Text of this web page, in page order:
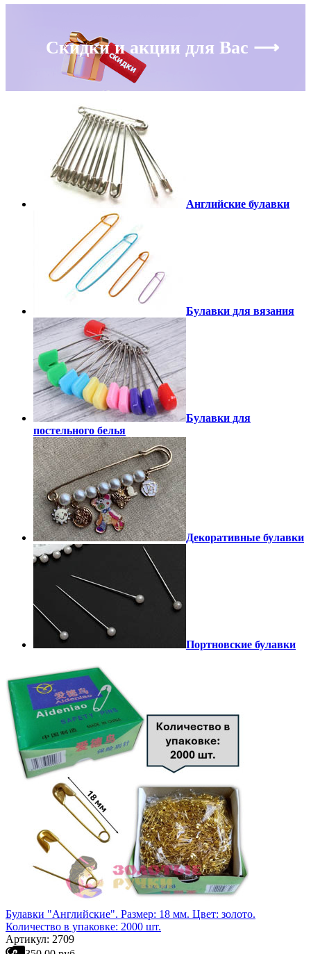
Скидки и акции для Вас ⟶
Английские булавки
Булавки для вязания
Булавки для
постельного белья
Декоративные булавки
Портновские булавки
Булавки "Английские". Размер: 18 мм. Цвет: золото.
Количество в упаковке: 2000 шт.
Артикул: 2709